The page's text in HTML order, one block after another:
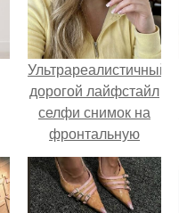
Ультрареалистичный
дорогой лайфстайл
селфи снимок на
фронтальную
камеру.